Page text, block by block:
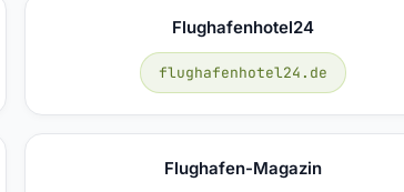
Flughafenhotel24
flughafenhotel24.de
Flughafen-Magazin